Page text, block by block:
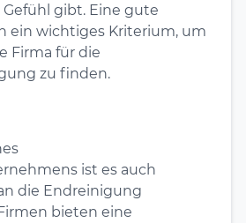
gibt. Eine gute
ein wichtiges Kriterium, um
Firma für die
zu finden.
ist es auch
die Endreinigung
bieten eine